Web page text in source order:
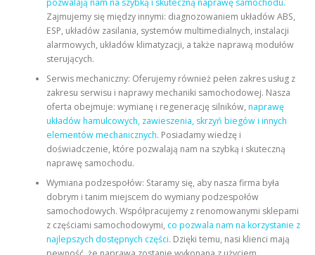
Zajmujemy się między innymi: diagnozowaniem układów ABS,
ESP, układów zasilania, systemów multimedialnych, instalacji
alarmowych, układów klimatyzacji, a także naprawą modułów
sterujących.
Serwis mechaniczny: Oferujemy również pełen zakres usług z
zakresu serwisu i naprawy mechaniki samochodowej. Nasza
oferta obejmuje: wymianę i regenerację silników, naprawę
układów hamulcowych, zawieszenia, skrzyń biegów i innych
elementów mechanicznych. Posiadamy wiedzę i
doświadczenie, które pozwalają nam na szybką i skuteczną
naprawę samochodu.
Wymiana podzespołów: Staramy się, aby nasza firma była
dobrym i tanim miejscem do wymiany podzespołów
samochodowych. Współpracujemy z renomowanymi sklepami
z częściami samochodowymi, co pozwala nam na korzystanie z
najlepszych dostępnych części. Dzięki temu, nasi klienci mają